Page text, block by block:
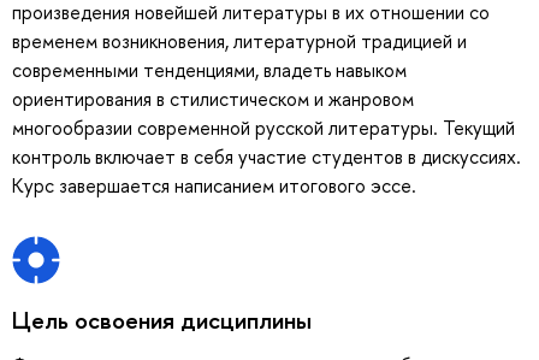
произведения новейшей литературы в их отношении со
временем возникновения, литературной традицией и
современными тенденциями, владеть навыком
ориентирования в стилистическом и жанровом
многообразии современной русской литературы. Текущий
контроль включает в себя участие студентов в дискуссиях.
Курс завершается написанием итогового эссе.
Цель освоения дисциплины